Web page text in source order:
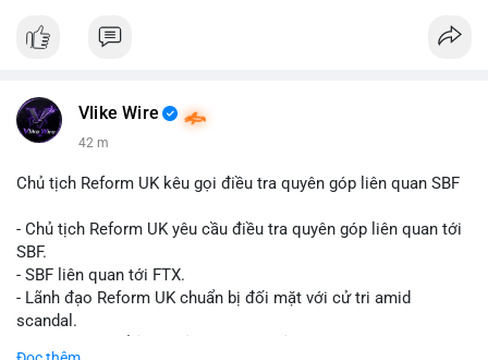
nhà đầu tư trong ngành vật liệu xây dựng và hạ tầng.
nhựa polyolefin trong tương lai?
Vlike Wire
42 m
Chủ tịch Reform UK kêu gọi điều tra quyên góp liên quan SBF
- Chủ tịch Reform UK yêu cầu điều tra quyên góp liên quan tới
SBF.
- SBF liên quan tới FTX.
- Lãnh đạo Reform UK chuẩn bị đối mặt với cử tri amid
scandal.